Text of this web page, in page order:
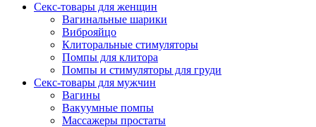
Секс-товары для женщин
Вагинальные шарики
Виброяйцо
Клиторальные стимуляторы
Помпы для клитора
Помпы и стимуляторы для груди
Секс-товары для мужчин
Вагины
Вакуумные помпы
Массажеры простаты